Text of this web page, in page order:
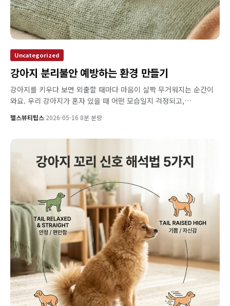
Uncategorized
강아지 분리불안 예방하는 환경 만들기
강아지를 키우다 보면 외출할 때마다 마음이 살짝 무거워지는 순간이
와요. 우리 강아지가 혼자 있을 때 어떤 모습일지 걱정되고,…
헬스뷰티팁스·2026-05-16·8분 분량